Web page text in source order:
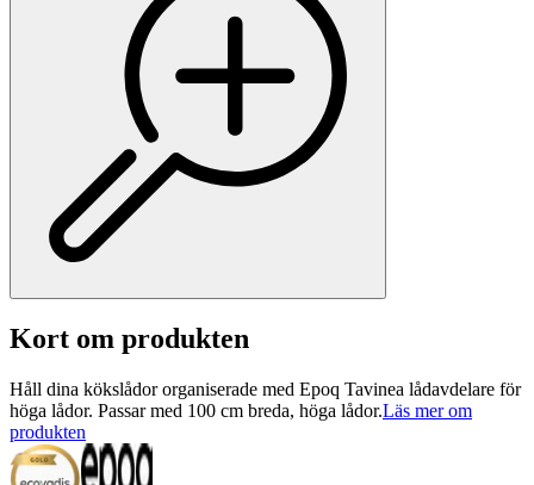
Kort om produkten
Håll dina kökslådor organiserade med Epoq Tavinea lådavdelare för
höga lådor. Passar med 100 cm breda, höga lådor.Läs mer om
produkten